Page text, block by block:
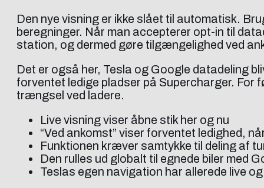
Den nye visning er ikke slået til automatisk.
beregninger. Når man accepterer opt-in til
station, og dermed gøre tilgængelighed ved
Det er også her, Tesla og Google datadeling
forventet ledige pladser på Supercharger. For
trængsel ved ladere.
Live visning viser åbne stik her og nu
“Ved ankomst” viser forventet ledighed,
Funktionen kræver samtykke til deling af
Den rulles ud globalt til egnede biler med
Teslas egen navigation har allerede live